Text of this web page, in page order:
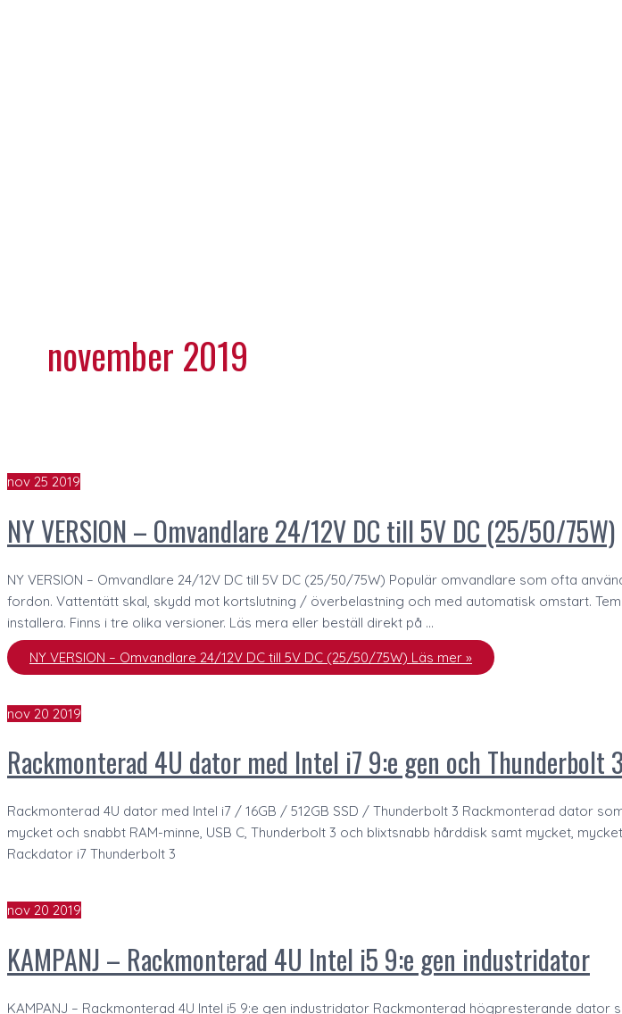
november 2019
nov 25 2019
NY VERSION – Omvandlare 24/12V DC till 5V DC (25/50/75W)
NY VERSION – Omvandlare 24/12V DC till 5V DC (25/50/75W) Populär omvandlare som ofta
fordon. Vattentätt skal, skydd mot kortslutning / överbelastning och med automatisk omstart.
installera. Finns i tre olika versioner. Läs mera eller beställ direkt på …
NY VERSION – Omvandlare 24/12V DC till 5V DC (25/50/75W) Läs mer »
nov 20 2019
Rackmonterad 4U dator med Intel i7 9:e gen och Thunderbolt 3
Rackmonterad 4U dator med Intel i7 / 16GB / 512GB SSD / Thunderbolt 3 Rackmonterad dator
mycket och snabbt RAM-minne, USB C, Thunderbolt 3 och blixtsnabb hårddisk samt mycket,
Rackdator i7 Thunderbolt 3
nov 20 2019
KAMPANJ – Rackmonterad 4U Intel i5 9:e gen industridator
KAMPANJ – Rackmonterad 4U Intel i5 9:e gen industridator Rackmonterad högpresterande dator